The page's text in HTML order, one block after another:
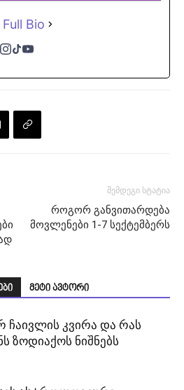
Full Bio
შემდეგი სტატია
როგორ განვითარდება
მოვლენები 1-7 სექტემბერს
მეტი ავტორი
კვირა და რას
ზოდიაქოს ნიშნებს